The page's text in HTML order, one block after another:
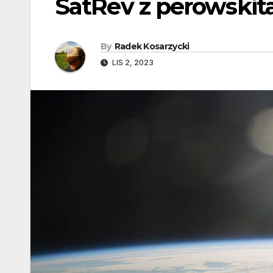
SatRev z
By Radek Kosarzycki
LIS 2, 2023